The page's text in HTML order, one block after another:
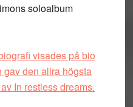
soloalbum
visades på bio
gav den allra högsta
In restless dreams.